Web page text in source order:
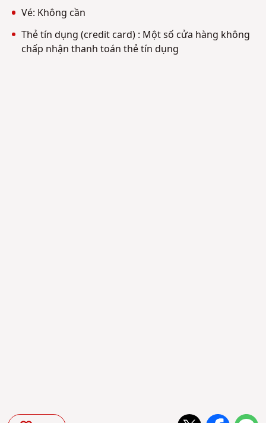
Vé: Không cần
Thẻ tín dụng (credit card) : Một số cửa hàng không
chấp nhận thanh toán thẻ tín dụng